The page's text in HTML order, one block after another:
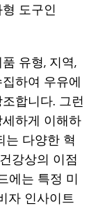
도구인
유형, 지역,
하여 우유에
합니다. 그런
하게 이해하
는 다양한 혁
강상의 이점
에는 특정 미
자 인사이트